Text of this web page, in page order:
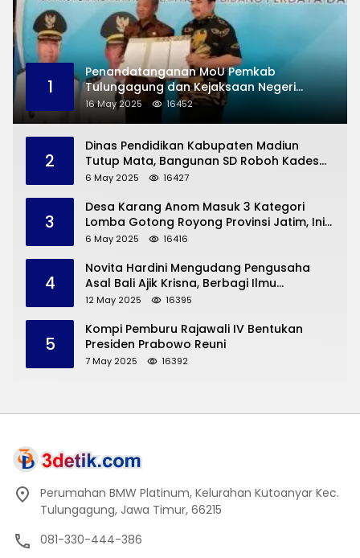
1
Penandatanganan MoU Pemkab
Tulungagung dan Kejaksaan Negeri
Permasalahan Hukum
16 May 2025 16452
2
Dinas Pendidikan Kabupaten Madiun
Tutup Mata, Bangunan SD Roboh Kades
Dermorejo Bangun Pakai Dana Pribadi
6 May 2025 16427
3
Desa Karang Anom Masuk 3 Kategori
Lomba Gotong Royong Provinsi Jatim, Ini
yang Disampaikan Sekda Trenggalek
6 May 2025 16416
4
Novita Hardini Mengudang Pengusaha
Asal Bali Ajik Krisna, Berbagi Ilmu
Pengembangan Pariwisata dan UMKM
12 May 2025 16395
5
Kompi Pemburu Rajawali IV Bentukan
Presiden Prabowo Reuni
7 May 2025 16392
Perumahan BMW Platinum, Kelurahan Kutoanyar Kec.
Tulungagung, Jawa Timur, 66215
081-330-444-386